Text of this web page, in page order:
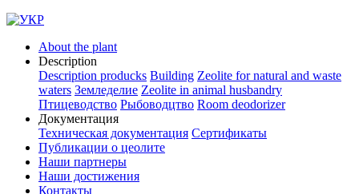
About the plant
Description
Description producks Building Zeolite for natural and waste
waters Земледелие Zeolite in animal husbandry
Птицеводство Рыбоводцтво Room deodorizer
Документация
Техническая документация Сертификаты
Публикации о цеолите
Наши партнеры
Наши достижения
Контакты